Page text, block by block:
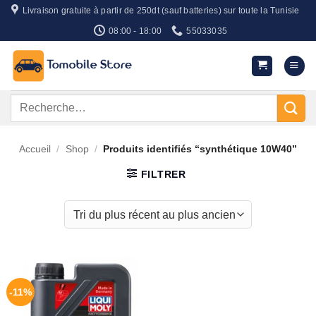
Passer
contenu
Livraison gratuite à partir de 250dt (sauf batteries) sur toute la Tunisie
08:00 - 18:00 55033035
Recherche
Accueil / Shop / Produits identifiés “synthétique 10W40”
FILTRER
-11%